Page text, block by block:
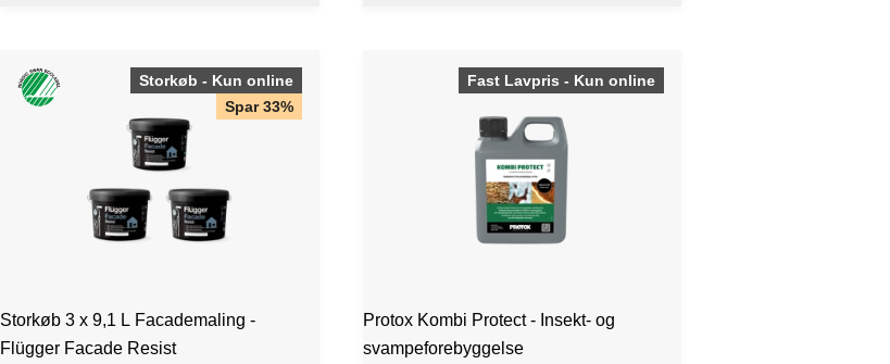
Storkøb - Kun online
Spar 33%
Storkøb 3 x 9,1 L Facademaling -
Flügger Facade Resist
Fast Lavpris - Kun online
Protox Kombi Protect - Insekt- og
svampeforebyggelse